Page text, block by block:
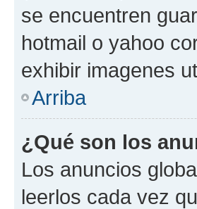
se encuentren
hotmail o yahoo
exhibir imagenes
Arriba
¿Qué son los
Los anuncios
leerlos cada vez